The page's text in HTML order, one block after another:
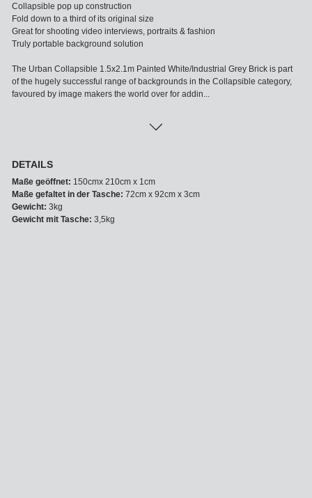
Collapsible pop up construction
Fold down to a third of its original size
Great for shooting video interviews, portraits & fashion
Truly portable background solution
The Urban Collapsible 1.5x2.1m Painted White/Industrial Grey Brick is part
of the hugely successful range of backgrounds in the Collapsible category,
favoured by image makers the world over for addin...
DETAILS
Maße geöffnet: 150cmx 210cm x 1cm
Maße gefaltet in der Tasche: 72cm x 92cm x 3cm
Gewicht: 3kg
Gewicht mit Tasche: 3,5kg